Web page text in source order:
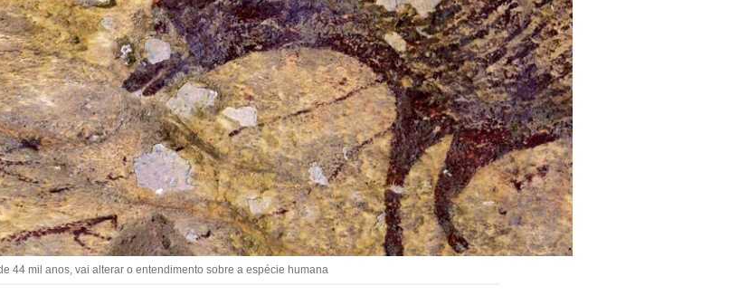
44 mil anos, vai alterar o entendimento sobre a espécie humana